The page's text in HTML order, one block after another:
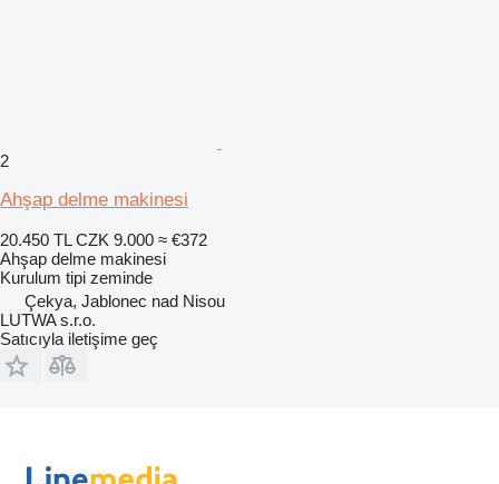
2
Ahşap delme makinesi
20.450 TL CZK 9.000 ≈ €372
Ahşap delme makinesi
Kurulum tipi zeminde
Çekya, Jablonec nad Nisou
LUTWA s.r.o.
Satıcıyla iletişime geç